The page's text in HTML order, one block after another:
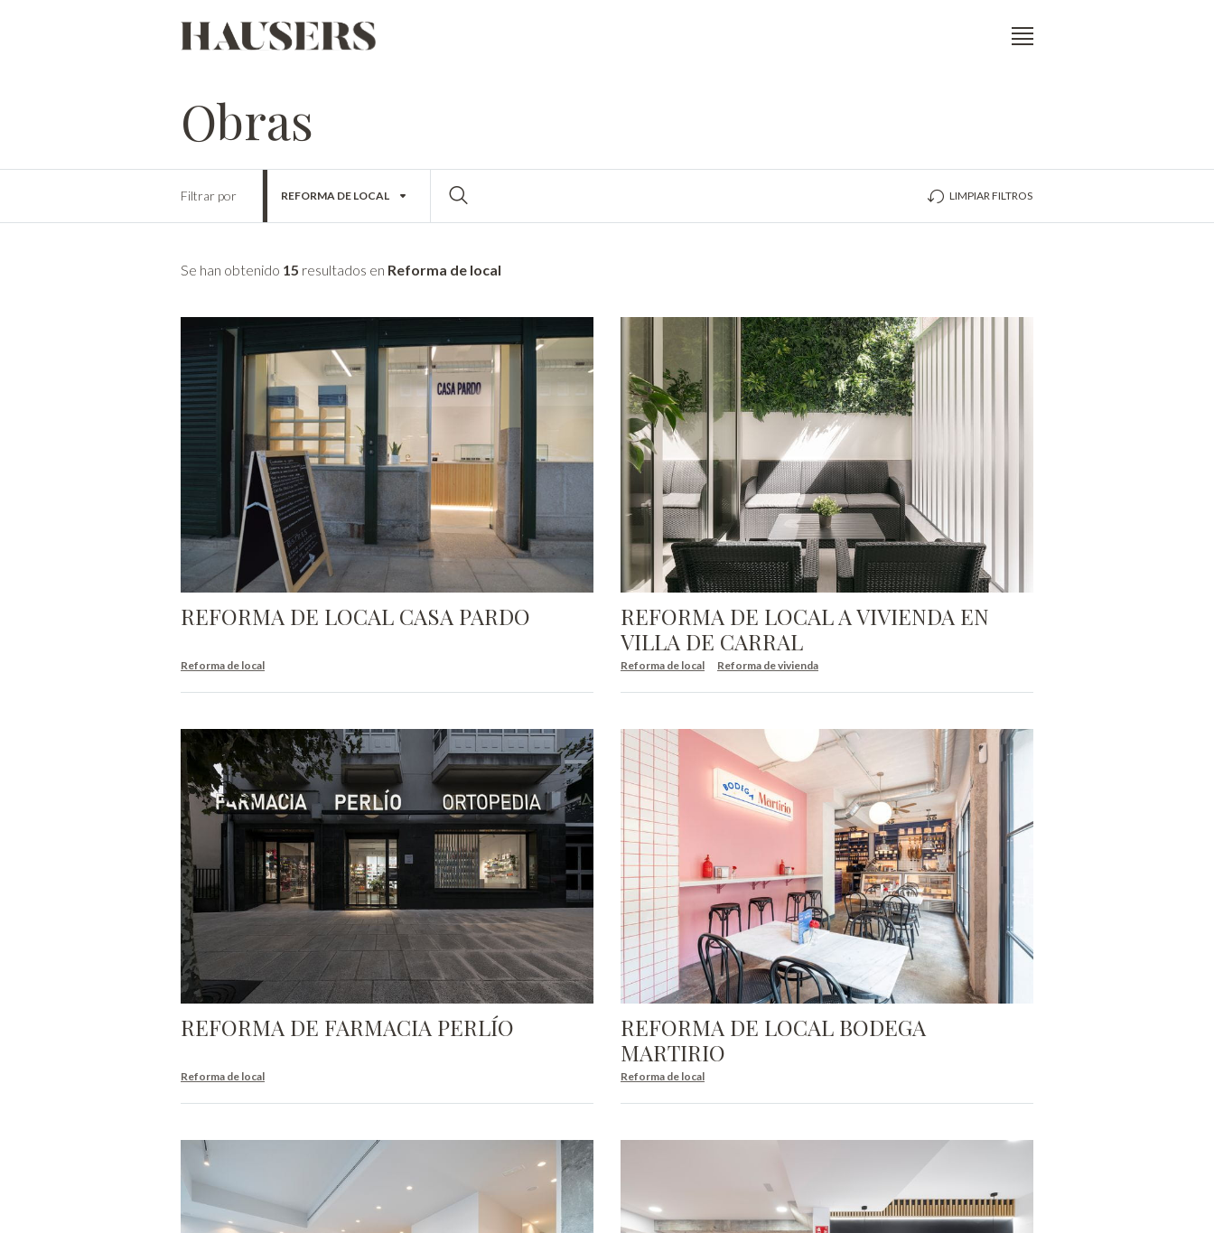
Obras
Filtrar por REFORMA DE LOCAL LIMPIAR FILTROS
Se han obtenido 15 resultados en Reforma de local
REFORMA DE LOCAL CASA PARDO
Reforma de local
REFORMA DE LOCAL A VIVIENDA EN
VILLA DE CARRAL
Reforma de local Reforma de vivienda
REFORMA DE FARMACIA PERLÍO
Reforma de local
REFORMA DE LOCAL BODEGA
MARTIRIO
Reforma de local